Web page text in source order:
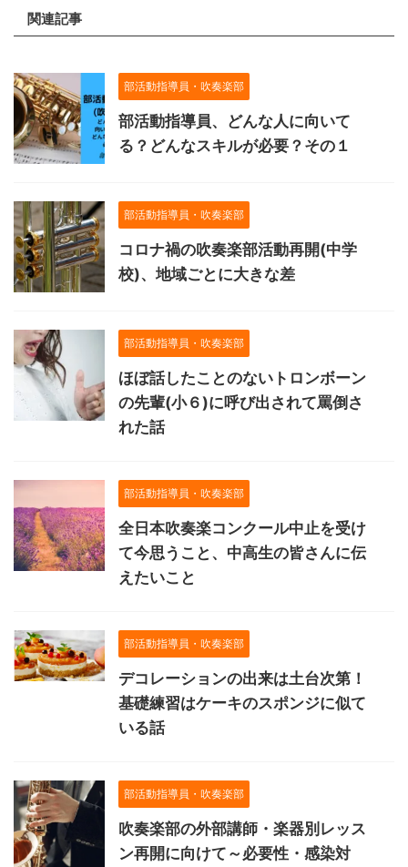
関連記事
部活動指導員・吹奏楽部
部活動指導員、どんな人に向いて
る？どんなスキルが必要？その１
部活動指導員・吹奏楽部
コロナ禍の吹奏楽部活動再開(中学
校)、地域ごとに大きな差
部活動指導員・吹奏楽部
ほぼ話したことのないトロンボーン
の先輩(小６)に呼び出されて罵倒さ
れた話
部活動指導員・吹奏楽部
全日本吹奏楽コンクール中止を受け
て今思うこと、中高生の皆さんに伝
えたいこと
部活動指導員・吹奏楽部
デコレーションの出来は土台次第！
基礎練習はケーキのスポンジに似て
いる話
部活動指導員・吹奏楽部
吹奏楽部の外部講師・楽器別レッス
ン再開に向けて～必要性・感染対